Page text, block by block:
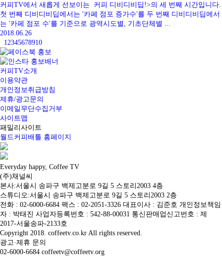
커피TV에서 새롭게 선보이는 커피 디비디비딥!>의 세 번째 시간입니다.
첫 번째 디비디비딥에서는 '카페 점포 증가수'를 두 번째 디비디비딥에서
는 '카페 점포 수'를 기준으로 광역시도별, 기초단체별 ...
2018.06.26
1 2345678910
커피TV소개
이용약관
개인정보취급방침
제휴/광고문의
이메일무단수집거부
사이트맵
패밀리사이트
월드커피배틀 홈페이지
Everyday happy, Coffee TV
(주)채널씨
본사:서울시 송파구 백제고분로 9길 5 스토리2003 4층
스튜디오:서울시 송파구 백제고분로 9길 5 스토리2003 2층
전화 : 02-6000-6684 팩스 : 02-2051-3326 대표이사 : 김준호 개인정보책임
자 : 박태진 사업자등록번호 : 542-88-00031 통신판매업신고번호 : 제
2017-서울송파-2133호
Copyright 2018. coffeetv.co.kr All rights reserved.
광고·제휴 문의
02-6000-6684 coffeetv@coffeetv.org